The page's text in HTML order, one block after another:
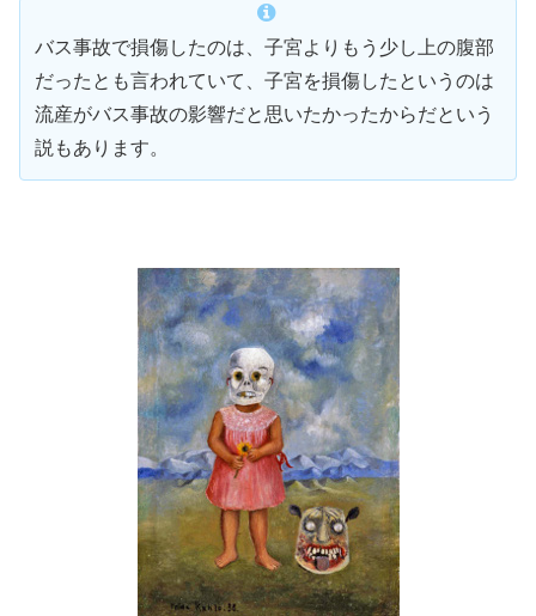
バス事故で損傷したのは、子宮よりもう少し上の腹部
だったとも言われていて、子宮を損傷したというのは
流産がバス事故の影響だと思いたかったからだという
説もあります。